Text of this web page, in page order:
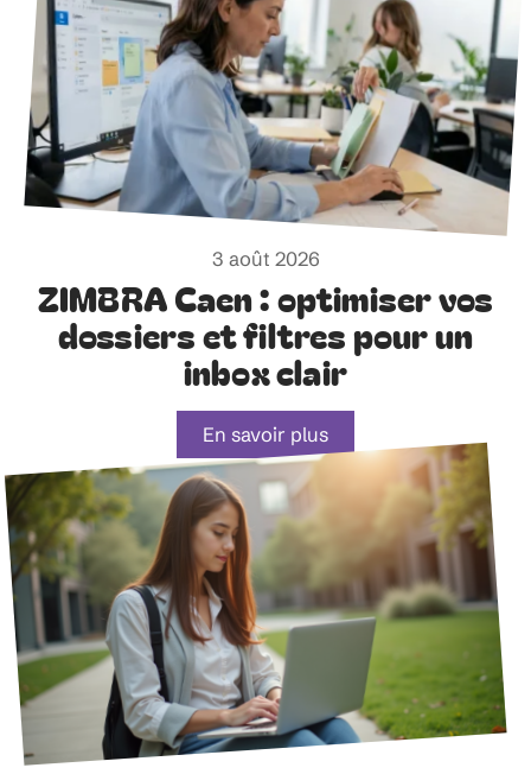
3 août 2026
ZIMBRA Caen : optimiser vos
dossiers et filtres pour un
inbox clair
En savoir plus